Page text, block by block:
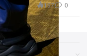
197 0